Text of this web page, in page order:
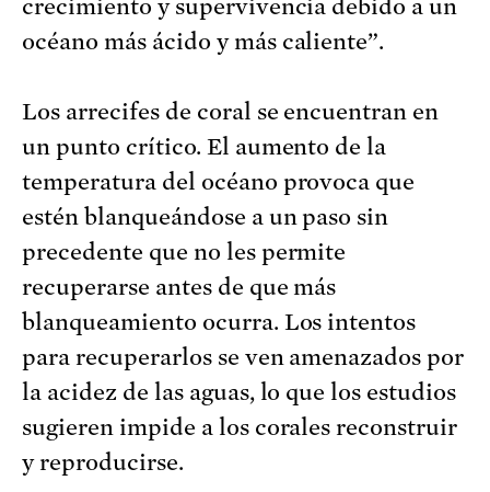
crecimiento y supervivencia debido a un
océano más ácido y más caliente”.
Los arrecifes de coral se encuentran en
un punto crítico. El aumento de la
temperatura del océano provoca que
estén blanqueándose a un paso sin
precedente que no les permite
recuperarse antes de que más
blanqueamiento ocurra. Los intentos
para recuperarlos se ven amenazados por
la acidez de las aguas, lo que los estudios
sugieren impide a los corales reconstruir
y reproducirse.